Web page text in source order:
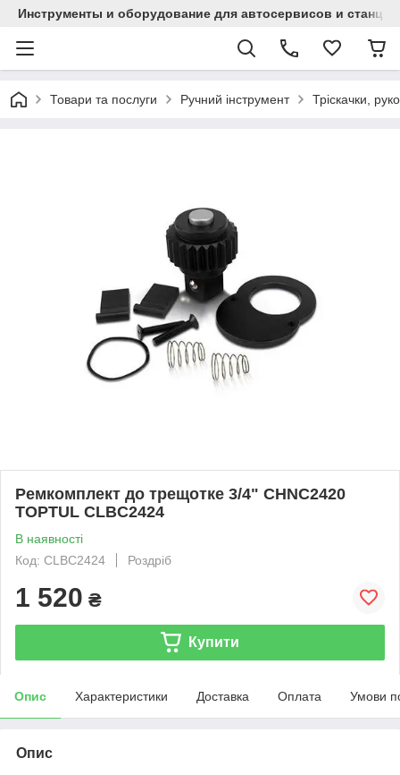
Инструменты и оборудование для автосервисов и
Товари та послуги Ручний інструмент Тріскачки,
Ремкомплект до трещотке 3/4" CHNC2420
TOPTUL CLBC2424
В наявності
Код: CLBC2424
Роздріб
1 520 ₴
Купити
Опис Характеристики Доставка Оплата Умови
Опис